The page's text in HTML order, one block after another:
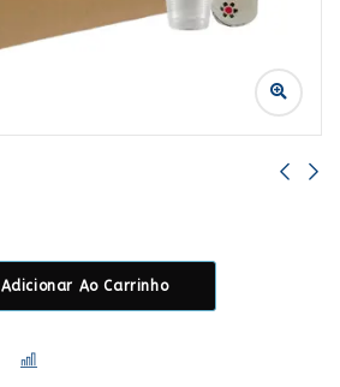
Adicionar Ao Carrinho